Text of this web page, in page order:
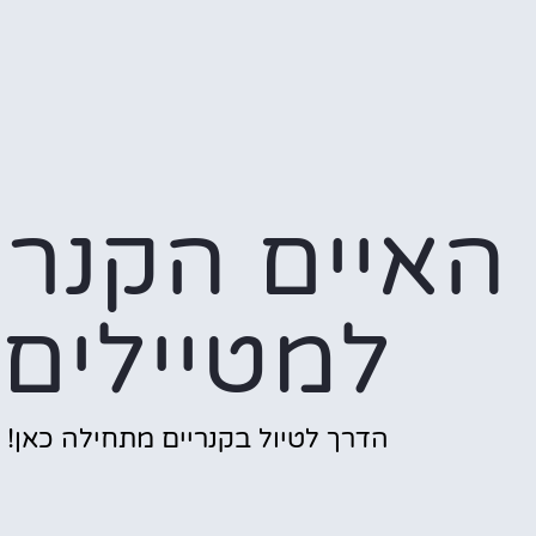
האיים
למטיילים
הדרך לטיול בקנריים מתחילה כאן!